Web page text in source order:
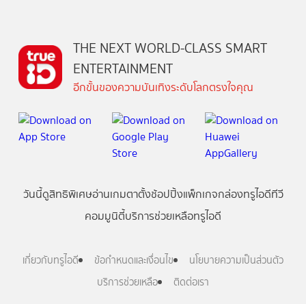
THE NEXT WORLD-CLASS SMART
ENTERTAINMENT
อีกขั้นของความบันเทิงระดับโลกตรงใจคุณ
วันนี้ดูสิทธิพิเศษอ่านเกมตาตั้งช้อปปิ้งแพ็กเกจกล่องทรูไอดีทีวี
คอมมูนิตี้บริการช่วยเหลือทรูไอดี
เกี่ยวกับทรูไอดี ข้อกำหนดและเงื่อนไข
นโยบายความเป็นส่วนตัว
บริการช่วยเหลือ
ติดต่อเรา